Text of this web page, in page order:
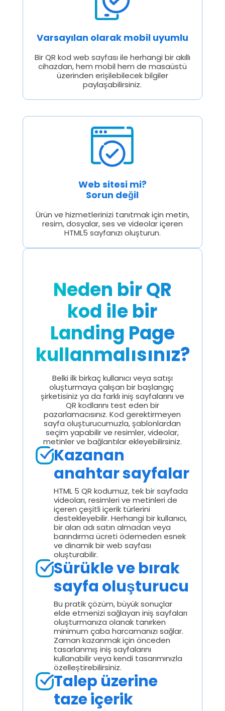
Varsayılan olarak mobil uyumlu
Bir QR kod web sayfası ile herhangi bir akıllı
cihazdan, hem mobil hem de masaüstü
üzerinden erişilebilecek bilgiler
paylaşabilirsiniz.
Web sitesi mi?
Sorun değil
Ürün ve hizmetlerinizi tanıtmak için metin,
resim, dosyalar, ses ve videolar içeren
HTML5 sayfanızı oluşturun.
Neden bir QR
kod ile bir
Landing Page
kullanmalısınız?
Belki ilk birkaç kullanıcı veya satışı
oluşturmaya çalışan bir başlangıç ​​
şirketisiniz ya da farklı iniş sayfalarını ve
QR kodlarını test eden bir
pazarlamacısınız. Kod gerektirmeyen
sayfa oluşturucumuzla, şablonlardan
seçim yapabilir ve resimler, videolar,
metinler ve bağlantılar ekleyebilirsiniz.
Kazanan
anahtar sayfalar
HTML 5 QR kodumuz, tek bir sayfada
videoları, resimleri ve metinleri de
içeren çeşitli içerik türlerini
destekleyebilir. Herhangi bir kullanıcı,
bir alan adı satın almadan veya
barındırma ücreti ödemeden esnek
ve dinamik bir web sayfası
oluşturabilir.
Sürükle ve bırak
sayfa oluşturucu
Bu pratik çözüm, büyük sonuçlar
elde etmenizi sağlayan iniş sayfaları
oluşturmanıza olanak tanırken
minimum çaba harcamanızı sağlar.
Zaman kazanmak için önceden
tasarlanmış iniş sayfalarını
kullanabilir veya kendi tasarımınızla
özelleştirebilirsiniz.
Talep üzerine
taze içerik